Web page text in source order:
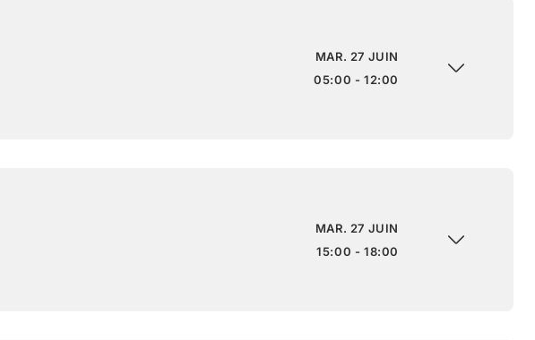
MAR. 27 JUIN
05:00 - 12:00
MAR. 27 JUIN
15:00 - 18:00